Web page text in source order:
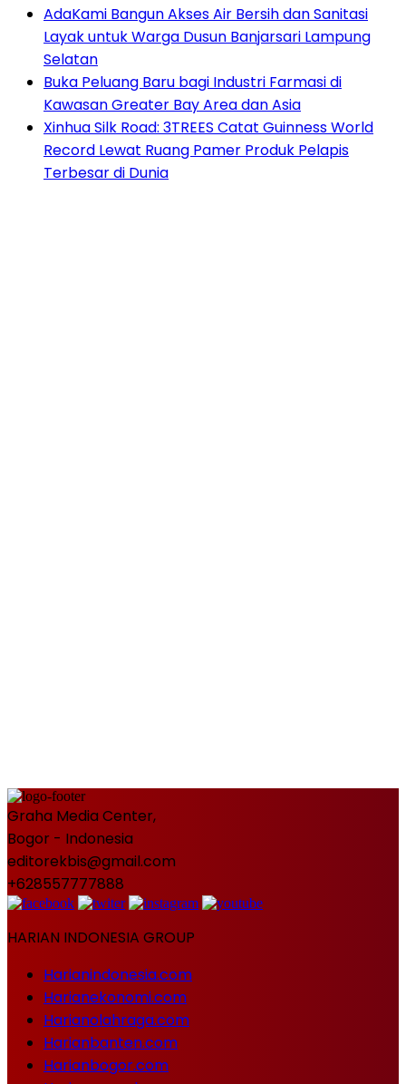
AdaKami Bangun Akses Air Bersih dan Sanitasi
Layak untuk Warga Dusun Banjarsari Lampung
Selatan
Buka Peluang Baru bagi Industri Farmasi di
Kawasan Greater Bay Area dan Asia
Xinhua Silk Road: 3TREES Catat Guinness World
Record Lewat Ruang Pamer Produk Pelapis
Terbesar di Dunia
Graha Media Center,
Bogor - Indonesia
editorekbis@gmail.com
+628557777888
HARIAN INDONESIA GROUP
Harianindonesia.com
Harianekonomi.com
Harianolahraga.com
Harianbanten.com
Harianbogor.com